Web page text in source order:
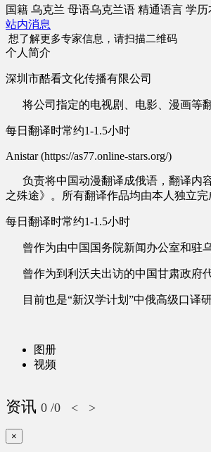
国籍 乌克兰 母语乌克兰语 精通语言 学历
站内消息
想了解更多专家信息，请扫描二维码
个人简介
深圳市酷看文化传播有限公司
将公司指定的电视剧、电影、漫画等
每日翻译时常约1-1.5小时
Anistar (https://as77.online-stars.org/)
负责将中国动漫翻译成俄语，翻译内
之殊途》。所有翻译作品均由本人独立完
每日翻译时常约1-1.5小时
曾作为由中国国务院新闻办公室和驻
曾作为到利沃夫出访的中国甘肃政府
目前也是“新汉学计划”中俄高级口译研
图册
视频
资讯 0 /0 < >
×